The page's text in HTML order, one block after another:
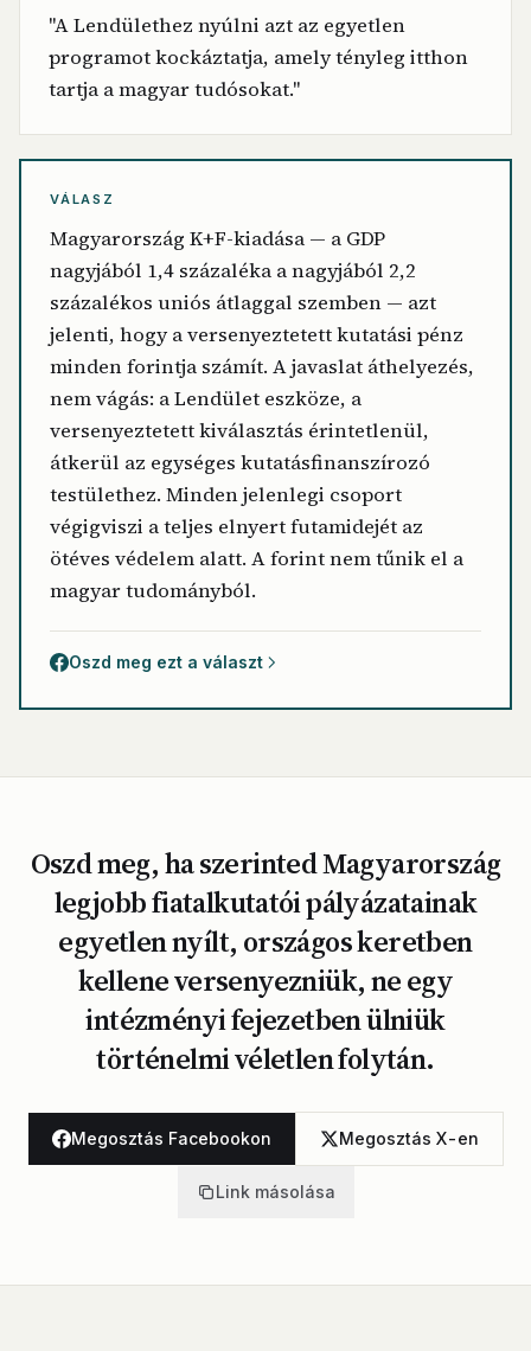
"A Lendülethez nyúlni azt az egyetlen
programot kockáztatja, amely tényleg itthon
tartja a magyar tudósokat."
VÁLASZ
Magyarország K+F-kiadása — a GDP
nagyjából 1,4 százaléka a nagyjából 2,2
százalékos uniós átlaggal szemben — azt
jelenti, hogy a versenyeztetett kutatási pénz
minden forintja számít. A javaslat áthelyezés,
nem vágás: a Lendület eszköze, a
versenyeztetett kiválasztás érintetlenül,
átkerül az egységes kutatásfinanszírozó
testülethez. Minden jelenlegi csoport
végigviszi a teljes elnyert futamidejét az
ötéves védelem alatt. A forint nem tűnik el a
magyar tudományból.
Oszd meg ezt a választ
Oszd meg, ha szerinted Magyarország
legjobb fiatalkutatói pályázatainak
egyetlen nyílt, országos keretben
kellene versenyezniük, ne egy
intézményi fejezetben ülniük
történelmi véletlen folytán.
Megosztás Facebookon Megosztás X-en
Link másolása